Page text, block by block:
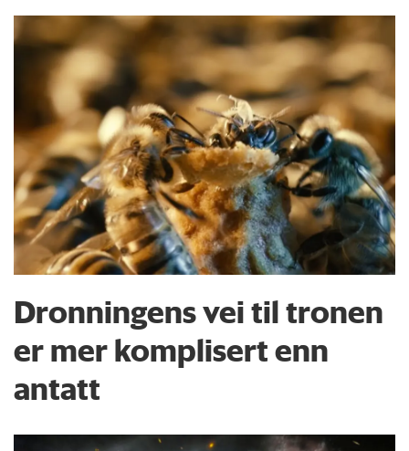
Dronningens vei til tronen
er mer komplisert enn
antatt